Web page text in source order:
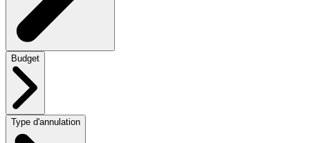
Budget
Type d'annulation